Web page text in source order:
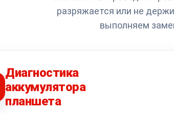
разряжается или не
выполняем
Диагностика
аккумулятора
планшета